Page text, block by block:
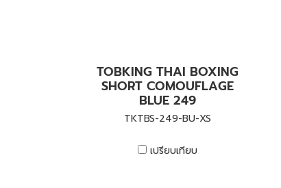
TOBKING THAI BOXING
SHORT COMOUFLAGE
BLUE 249
TKTBS-249-BU-XS
เปรียบเทียบ